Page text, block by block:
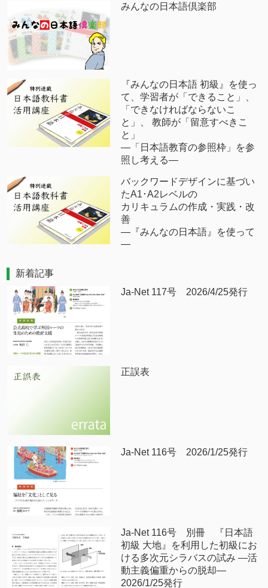
みんなの日本語倶楽部
『みんなの日本語 初級』を使っ
て、学習者が「できること」、
「できなければならないこ
と」、 教師が「留意すべきこ
と」
―「日本語教育の参照枠」を参
照し考える―
バックワードデザインに基づい
たA1･A2レベルの
カリキュラムの作成・実践・改
善
―『みんなの日本語』を使って
―
新着記事
Ja-Net 117号 2026/4/25発行
正誤表
Ja-Net 116号 2026/1/25発行
Ja-Net 116号 別冊 『日本語
初級 大地』を利用した初級にお
ける多次元シラバスの試み —活
動主義偏重からの脱却—
2026/1/25発行